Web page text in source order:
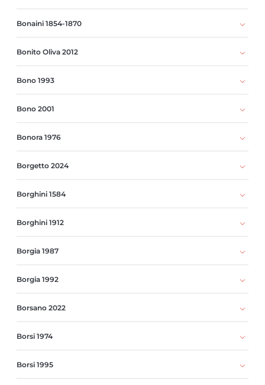
Bonaini 1854-1870
Bonito Oliva 2012
Bono 1993
Bono 2001
Bonora 1976
Borgetto 2024
Borghini 1584
Borghini 1912
Borgia 1987
Borgia 1992
Borsano 2022
Borsi 1974
Borsi 1995